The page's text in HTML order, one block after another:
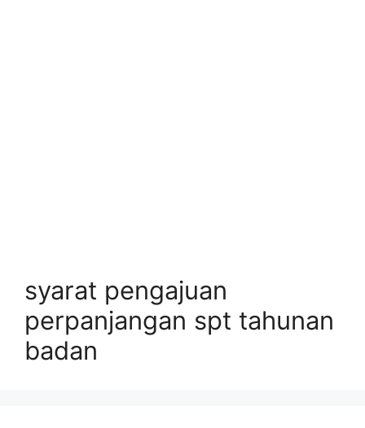
syarat pengajuan
perpanjangan spt tahunan
badan